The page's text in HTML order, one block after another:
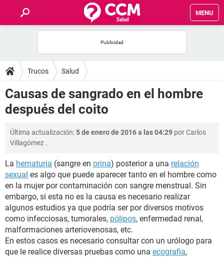
MENU
FOROS
SALUD
FAMILIA
NUTRICIÓN
BIENESTAR
SEXUALIDAD
GLOSARIO
Trucos Salud
Causas de sangrado en el hombre
después del coito
Última actualización:5 de enero de 2016 a las 04:29 porCarlos
Villagómez .
La hematuria (sangre en orina) posterior a una relación
sexual es algo que puede aparecer tanto en el hombre como
en la mujer por contaminación con sangre menstrual. Sin
embargo, si esta no es la causa es necesario realizar
algunos estudios ya que podría ser por diversos motivos
como infecciosas, tumorales, pólipos, enfermedad renal,
malformaciones arteriovenosas, etc.
En estos casos es necesario consultar con un urólogo para
que le realice diversas pruebas como una ecografia,